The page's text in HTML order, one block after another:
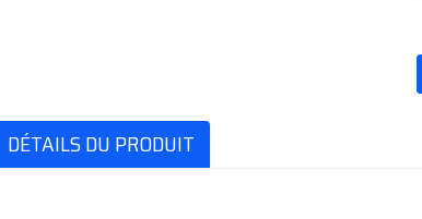
DÉTAILS DU PRODUIT